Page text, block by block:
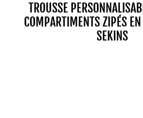
TROUSSE
COMPARTIMENTS ZIPÉS
SEKINS